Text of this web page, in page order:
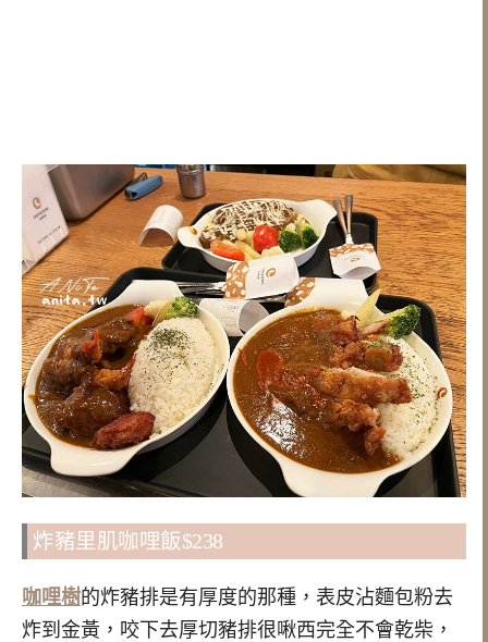
炸豬里肌咖哩飯$238
咖哩樹的炸豬排是有厚度的那種，表皮沾麵包粉去
炸到金黃，咬下去厚切豬排很啾西完全不會乾柴，